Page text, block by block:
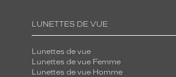
LUNETTES DE VUE
Lunettes de vue
Lunettes de vue Femme
Lunettes de vue Homme